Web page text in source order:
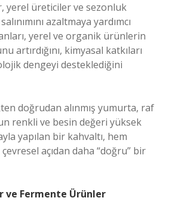
yerel üreticiler ve sezonluk
azaltmaya yardımcı
yerel ve organik ürünlerin
artırdığını, kimyasal katkıları
dengeyi desteklediğini
doğrudan alınmış yumurta, raf
renkli ve besin değeri yüksek
yapılan bir kahvaltı, hem
açıdan daha “doğru” bir
ve Fermente Ürünler